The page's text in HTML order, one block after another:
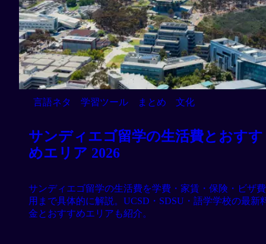
言語ネタ 学習ツール まとめ 文化
サンディエゴ留学の生活費とおすす
めエリア 2026
サンディエゴ留学の生活費を学費・家賃・保険・ビザ費
用まで具体的に解説。UCSD・SDSU・語学学校の最新
金とおすすめエリアも紹介。